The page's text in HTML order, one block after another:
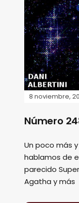
8 noviembre,
Número
Un poco más
hablamos de
parecido
Agatha y más